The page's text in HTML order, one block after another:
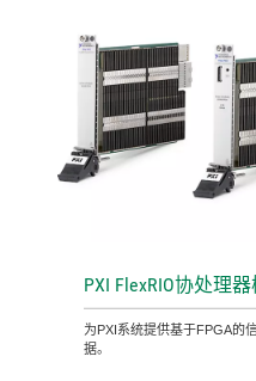
PXI FlexRIO协处理器
为PXI系统提供基于FPGA的
据。